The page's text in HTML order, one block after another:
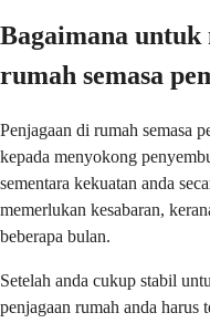
Bagaimana untuk
rumah semasa
Penjagaan di rumah semasa
kepada menyokong
sementara kekuatan anda
memerlukan kesabaran,
beberapa bulan.
Setelah anda cukup stabil
penjagaan rumah anda harus